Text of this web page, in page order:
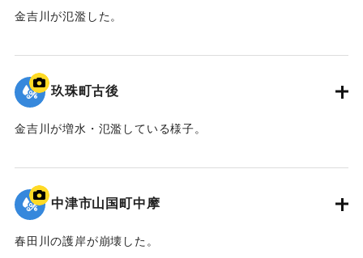
金吉川が氾濫した。
｜固有コード:09922044
玖珠町古後
金吉川が増水・氾濫している様子。
｜固有コード:09922043
中津市山国町中摩
春田川の護岸が崩壊した。